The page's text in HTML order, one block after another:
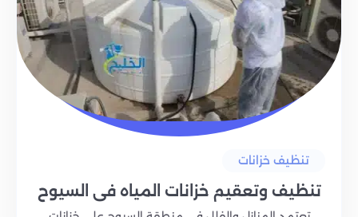
تنظيف خزانات
تنظيف وتعقيم خزانات المياه في السيوح